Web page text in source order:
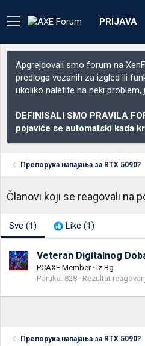
PRIJAVA
Apgrejdovali smo forum na
predloga vezanih za izgled ili
ukoliko naletite na neki problem,
DEFINISALI SMO PRAVILA
pojaviće se automatski kada
Препорука напајања за RTX 5090?
Članovi koji se reagovali na
Sve (1) Like (1)
Veteran Digitalnog
PCAXE Member · Iz Bg
Poruka 828 Rezultat
Препорука напајања за RTX 5090?